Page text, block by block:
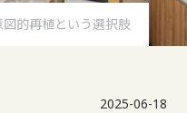
的再植という選択肢
2025-06-18